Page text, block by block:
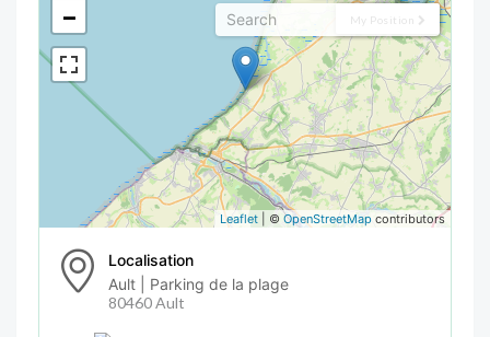
My Position
−
Leaflet | © OpenStreetMap contributors
Localisation
Ault | Parking de la plage
80460 Ault